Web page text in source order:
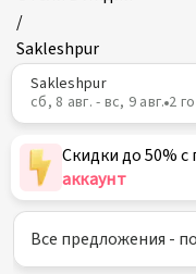
/
Sakleshpur
Sakleshpur
сб, 8 авг. - вс, 9 авг. 2
Скидки до 50%
аккаунт
Все предложения -